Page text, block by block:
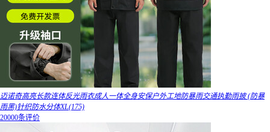
迈诺奇高亮长款连体反光雨衣成人一体全身安保户外工地防暴雨交通执勤雨披 (防暴
雨黑)针织防水分体XL(175)
20000条评价